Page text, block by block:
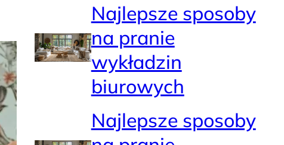
Najlepsze sposoby
na pranie
wykładzin
biurowych
Najlepsze sposoby